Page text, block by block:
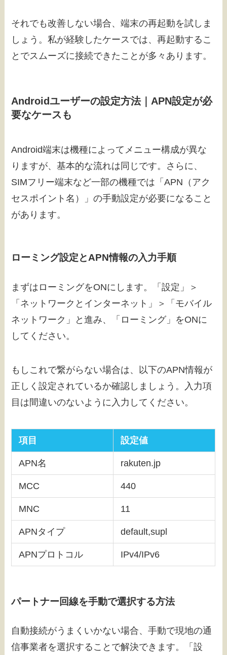
それでも改善しない場合、端末の再起動を試しま
しょう。私が経験したケースでは、再起動するこ
とでスムーズに接続できたことが多々あります。
Androidユーザーの設定方法｜APN設定が必
要なケースも
Android端末は機種によってメニュー構成が異な
りますが、基本的な流れは同じです。さらに、
SIMフリー端末など一部の機種では「APN（アク
セスポイント名）」の手動設定が必要になること
があります。
ローミング設定とAPN情報の入力手順
まずはローミングをONにします。「設定」＞
「ネットワークとインターネット」＞「モバイル
ネットワーク」と進み、「ローミング」をONに
してください。
もしこれで繋がらない場合は、以下のAPN情報が
正しく設定されているか確認しましょう。入力項
目は間違いのないように入力してください。
項目 設定値
APN名 rakuten.jp
MCC 440
MNC 11
APNタイプ default,supl
APNプロトコル IPv4/IPv6
パートナー回線を手動で選択する方法
自動接続がうまくいかない場合、手動で現地の通
信事業者を選択することで解決できます。「設